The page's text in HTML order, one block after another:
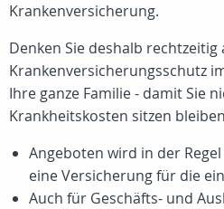
Krankenversicherung.
Denken Sie deshalb rechtzeitig
Krankenversicherungsschutz
Ihre ganze Familie - damit Sie
Krankheitskosten sitzen
Angeboten wird in der
eine Versicherung für die
Auch für Geschäfts- und